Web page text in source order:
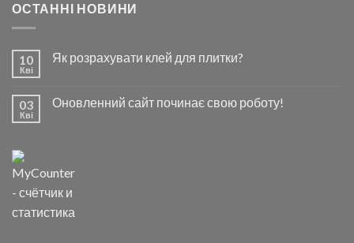
ОСТАННІ НОВИНИ
10
Кві
Як розрахувати клей для плитки?
03
Кві
Оновленний сайт починає свою роботу!